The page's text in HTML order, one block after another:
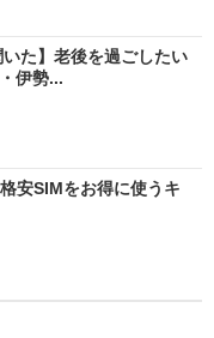
いた】老後を過ごしたい
伊勢...
安SIMをお得に使うキ